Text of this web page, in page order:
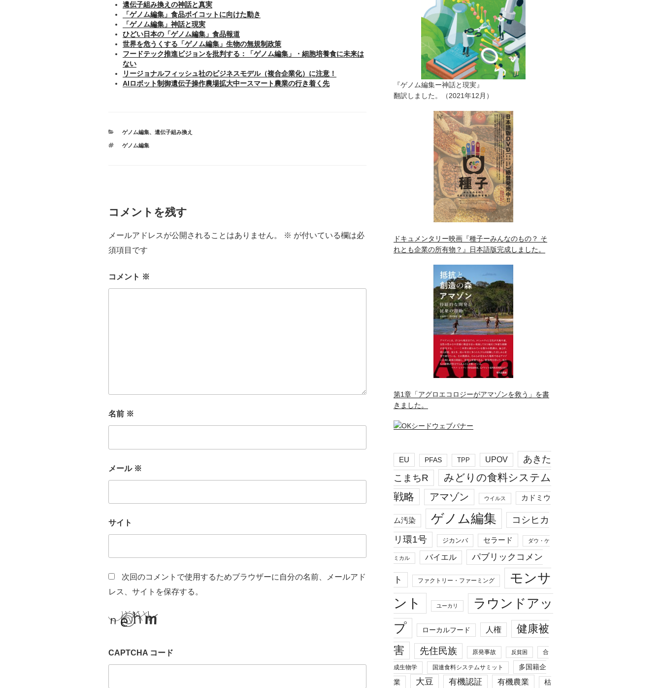
遺伝子組み換えの神話と真実
「ゲノム編集」食品ボイコットに向けた動き
「ゲノム編集」神話と現実
ひどい日本の「ゲノム編集」食品報道
世界を危うくする「ゲノム編集」生物の無規制政策
フードテック推進ビジョンを批判する：「ゲノム編集」・細胞培養食に未来は
ない
リージョナルフィッシュ社のビジネスモデル（複合企業化）に注意！
AIロボット制御遺伝子操作農場拡大中ースマート農業の行き着く先
カ
ゴ
ゲノム編集、 遺伝子組み換え
タ
ゲノム編集
コメントを残す
メールアドレスが公開されることはありません。 ※ が付いている欄は必
須項目です
コメント ※
名前 ※
メール ※
サイト
次回のコメントで使用するためブラウザーに自分の名前、メールアド
レス、サイトを保存する。
CAPTCHA コード
『ゲノム編集ー神話と現実』
翻訳しました。（2021年12月）
ドキュメンタリー映画『種子ーみんなのもの？ そ
れとも企業の所有物？』日本語版完成しました。
第1章「アグロエコロジーがアマゾンを救う」を書
きました。
EU PFAS TPP UPOV
あきた
こまちR
みどりの食料システム
戦略
アマゾン ウイルス カドミウ
ム汚染 ゲノム編集
コシヒカ
リ環1号
ジカンバ セラード ダウ・ケ
ミカル バイエル パブリックコメン
ト ファクトリー・ファーミング
モンサ
ント
ユーカリ
ラウンドアッ
プ
ローカルフード 人権
健康被
害
先住民族 原発事故 反貧困 合
成生物学 国連食料システムサミット
多国籍企
業
大豆 有機認証 有機農業 枯